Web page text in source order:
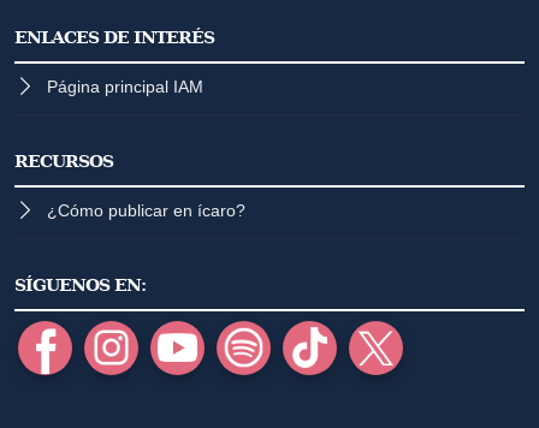
ENLACES DE INTERÉS
Página principal IAM
RECURSOS
¿Cómo publicar en ícaro?
SÍGUENOS EN: